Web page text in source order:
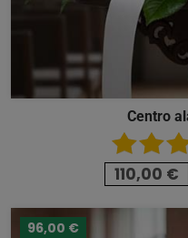
Centro
110,00 €
96,00 €